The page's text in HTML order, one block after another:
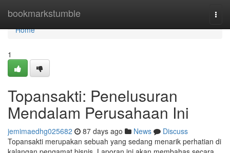
bookmarkstumble
Home
Home
1
Topansakti: Penelusuran
Mendalam Perusahaan Ini
jemimaedhg025682 87 days ago News
Discuss
Topansakti merupakan sebuah yang sedang menarik perhatian di